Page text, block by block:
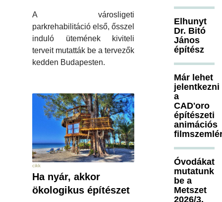
A városligeti
parkrehabilitáció első, ősszel
induló ütemének kiviteli
terveit mutatták be a tervezők
kedden Budapesten.
cikk
Ha nyár, akkor
ökologikus építészet
Elhunyt
Dr. Bitó
János
építész
Már lehet
jelentkezni
a
CAD'oro
építészeti
animációs
Óvodákat
mutatunk
be a
Metszet
2026/3.